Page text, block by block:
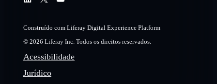
Construído com Liferay Digital Experience Platform
© 2026 Liferay Inc. Todos os direitos reservados.
Acessibilidade
Jurídico